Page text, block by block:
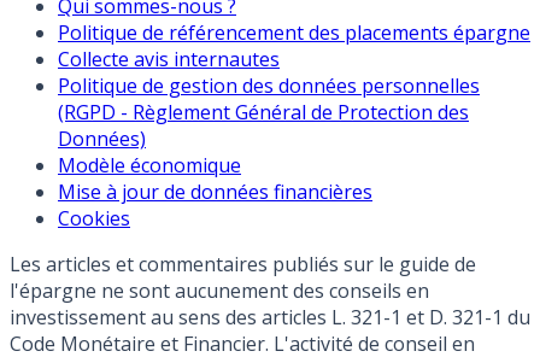
Qui sommes-nous ?
Politique de référencement des placements épargne
Collecte avis internautes
Politique de gestion des données personnelles
(RGPD - Règlement Général de Protection des
Données)
Modèle économique
Mise à jour de données financières
Cookies
Les articles et commentaires publiés sur le guide de
l'épargne ne sont aucunement des conseils en
investissement au sens des articles L. 321-1 et D. 321-1 du
Code Monétaire et Financier. L'activité de conseil en